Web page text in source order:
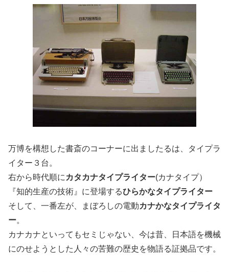
万博を構想した書斎のコーナーに出ましたるは、タイプラ
イター３台。
右から時代順に カタカナタイプライター(カナタイプ）
『知的生産の技術』に登場するひらかなタイプライター
そして、一番左が、まぼろしの電動カナかなタイプライタ
ー。
カナカナといってもセミじゃない、今は昔、日本語を機械
にのせようとした人々の苦難の歴史を物語る証拠品です。